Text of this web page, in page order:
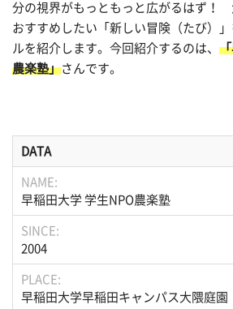
分の視界がもっともっと広がるはず！
おすすめしたい「新しい冒険（たび）
ルを紹介します。今回紹介するのは、
農楽塾」さんです。
DATA
NAME:
早稲田大学 学生NPO農楽塾
SINCE:
2004
PLACE:
早稲田大学早稲田キャンパス大隈庭園